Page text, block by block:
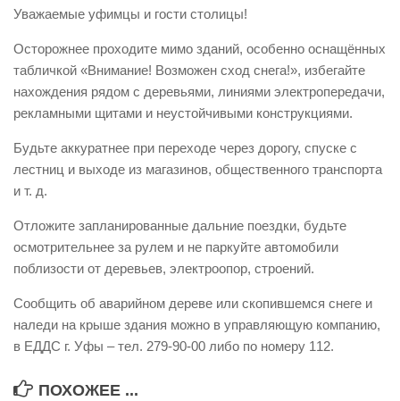
СМИ о нас
Конкурсы
Наша работа
Фотогалерея
Обращения
Контакты
Уважаемые уфимцы и гости столицы!
Осторожнее проходите мимо зданий, особенно оснащённых
табличкой «Внимание! Возможен сход снега!», избегайте
нахождения рядом с деревьями, линиями электропередачи,
рекламными щитами и неустойчивыми конструкциями.
Будьте аккуратнее при переходе через дорогу, спуске с
лестниц и выходе из магазинов, общественного транспорта
и т. д.
Отложите запланированные дальние поездки, будьте
осмотрительнее за рулем и не паркуйте автомобили
поблизости от деревьев, электроопор, строений.
Сообщить об аварийном дереве или скопившемся снеге и
наледи на крыше здания можно в управляющую компанию,
в ЕДДС г. Уфы – тел. 279-90-00 либо по номеру 112.
ПОХОЖЕЕ ...